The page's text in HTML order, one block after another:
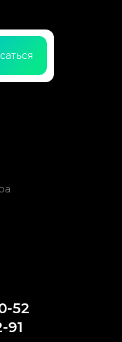
52
91